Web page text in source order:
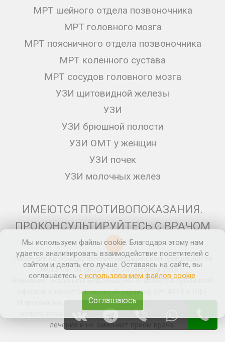
МРТ шейного отдела позвоночника
МРТ головного мозга
МРТ поясничного отдела позвоночника
МРТ коленного сустава
МРТ сосудов головного мозга
УЗИ щитовидной железы
УЗИ
УЗИ брюшной полости
УЗИ ОМТ у женщин
УЗИ почек
УЗИ молочных желез
ИМЕЮТСЯ ПРОТИВОПОКАЗАНИЯ.
ПРОКОНСУЛЬТИРУЙТЕСЬ С ВРАЧОМ
12+
Лицензия на осуществление медицинской деятельности
№ЛО-78- 01-007271 от 24 октября 2016 г.
Внимание: Указанная информация не является публичной
офертой и носит справочный характер (ст. 437 ГК РФ).
Информация, представленная на сайте, не может быть
лечения и не заменяет прием врача.
Мы используем файлы cookie. Благодаря этому нам
удается анализировать взаимодействие посетителей с
сайтом и делать его лучше. Оставаясь на сайте, вы
соглашаетесь с использованием файлов cookie.
Соглашаюсь